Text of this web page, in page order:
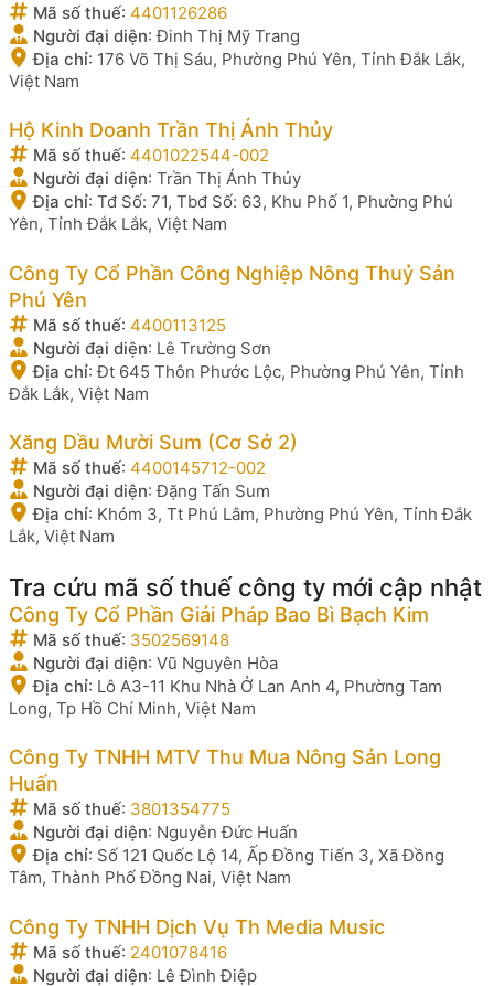
Mã số thuế: 4401126286
Người đại diện:Đinh Thị Mỹ Trang
Địa chỉ: 176 Võ Thị Sáu, Phường Phú Yên, Tỉnh Đắk Lắk,
Việt Nam
Hộ Kinh Doanh Trần Thị Ánh Thủy
Mã số thuế: 4401022544-002
Người đại diện: Trần Thị Ánh Thủy
Địa chỉ: Tđ Số: 71, Tbđ Số: 63, Khu Phố 1, Phường Phú
Yên, Tỉnh Đắk Lắk, Việt Nam
Công Ty Cổ Phần Công Nghiệp Nông Thuỷ Sản
Phú Yên
Mã số thuế: 4400113125
Người đại diện: Lê Trường Sơn
Địa chỉ:Đt 645 Thôn Phước Lộc, Phường Phú Yên, Tỉnh
Đắk Lắk, Việt Nam
Xăng Dầu Mười Sum (Cơ Sở 2)
Mã số thuế: 4400145712-002
Người đại diện:Đặng Tấn Sum
Địa chỉ: Khóm 3, Tt Phú Lâm, Phường Phú Yên, Tỉnh Đắk
Lắk, Việt Nam
Tra cứu mã số thuế công ty mới cập nhật
Công Ty Cổ Phần Giải Pháp Bao Bì Bạch Kim
Mã số thuế: 3502569148
Người đại diện: Vũ Nguyên Hòa
Địa chỉ: Lô A3-11 Khu Nhà Ở Lan Anh 4, Phường Tam
Long, Tp Hồ Chí Minh, Việt Nam
Công Ty TNHH MTV Thu Mua Nông Sản Long
Huấn
Mã số thuế: 3801354775
Người đại diện: Nguyễn Đức Huấn
Địa chỉ: Số 121 Quốc Lộ 14, Ấp Đồng Tiến 3, Xã Đồng
Tâm, Thành Phố Đồng Nai, Việt Nam
Công Ty TNHH Dịch Vụ Th Media Music
Mã số thuế: 2401078416
Người đại diện: Lê Đình Điệp